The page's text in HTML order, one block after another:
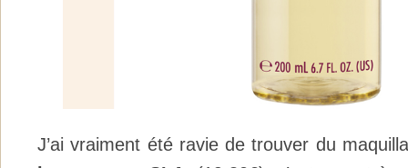
J’ai vraiment été ravie de trouver du